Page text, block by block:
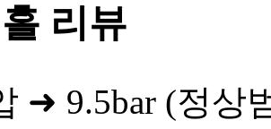
리뷰
➜ 9.5bar (정상